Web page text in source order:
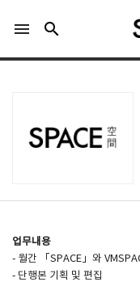
menu search
업무내용
- 월간 「SPACE」와
- 단행본 기획 및 편집